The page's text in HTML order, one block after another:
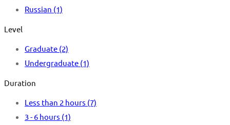
Russian (1)
Level
Graduate (2)
Undergraduate (1)
Duration
Less than 2 hours (7)
3 - 6 hours (1)